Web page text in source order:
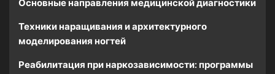
Основные направления медицинской диагностики
Техники наращивания и архитектурного
моделирования ногтей
Реабилитация при наркозависимости: программы